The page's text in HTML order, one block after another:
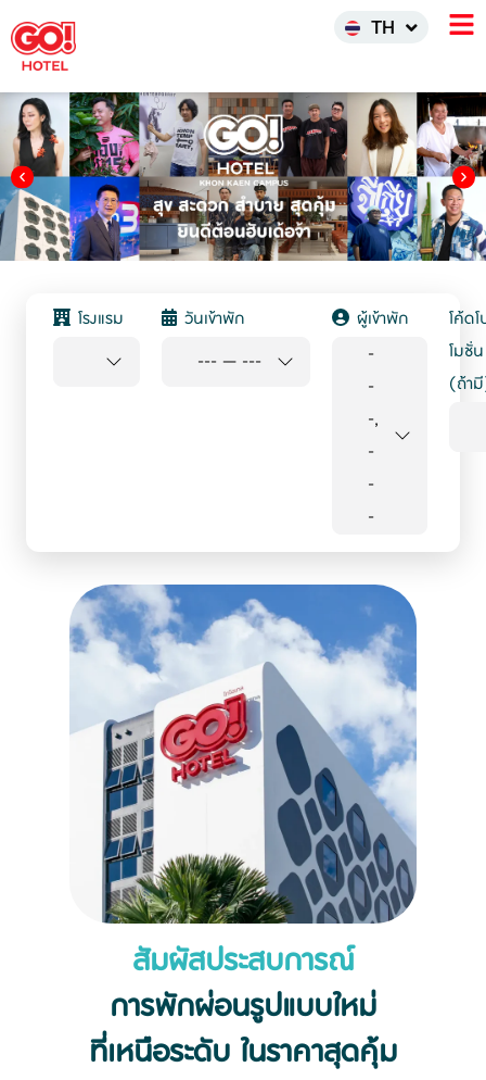
TH
INDO
โรงแรม
วันเข้าพัก
---— ---
ผู้เข้าพัก
-
-
-,
-
-
-
โค้ด
โมชั่น
(ถ้า
สัมผัสประสบการณ์
การพักผ่อนรูปแบบใหม่
ที่เหนือระดับ ในราคาสุดคุ้ม